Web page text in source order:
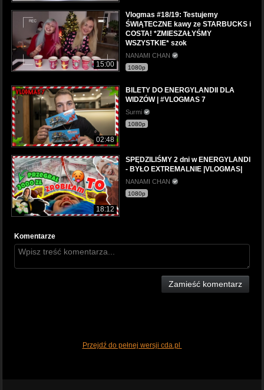
15:00
Vlogmas #18/19: Testujemy
ŚWIĄTECZNE kawy ze STARBUCKS i
COSTA! *ZMIESZAŁYŚMY
WSZYSTKIE* szok
NANAMI CHAN
1080p
02:48
BILETY DO ENERGYLANDII DLA
WIDZÓW | #VLOGMAS 7
Surmi
1080p
18:12
SPĘDZILIŚMY 2 dni w ENERGYLANDI
- BYŁO EXTREMALNIE |VLOGMAS|
NANAMI CHAN
1080p
Komentarze
Zamieść komentarz
Przejdź do pełnej wersji cda.pl